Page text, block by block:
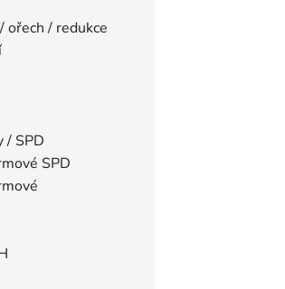
ořech / redukce
/ SPD
SPD